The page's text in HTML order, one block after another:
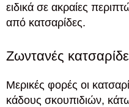
ειδικά σε ακραίες
από κατσαρίδες.
Ζωντανές
Μερικές φορές οι
κάδους σκουπιδιών,